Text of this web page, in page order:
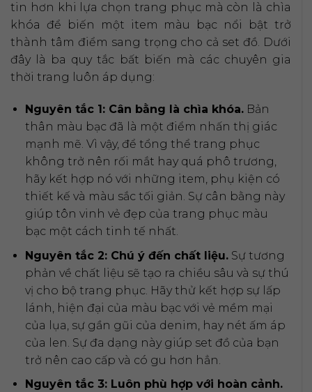
tin hơn khi lựa chọn trang phục mà còn là chìa
khóa để biến một item màu bạc nổi bật trở
thành tâm điểm sang trọng cho cả set đồ. Dưới
đây là ba quy tắc bất biến mà các chuyên gia
thời trang luôn áp dụng:
Nguyên tắc 1: Cân bằng là chìa khóa.Bản
thân màu bạc đã là một điểm nhấn thị giác
mạnh mẽ. Vì vậy, để tổng thể trang phục
không trở nên rối mắt hay quá phô trương,
hãy kết hợp nó với những item, phụ kiện có
thiết kế và màu sắc tối giản. Sự cân bằng này
giúp tôn vinh vẻ đẹp của trang phục màu
bạc một cách tinh tế nhất.
Nguyên tắc 2: Chú ý đến chất liệu.Sự tương
phản về chất liệu sẽ tạo ra chiều sâu và sự thú
vị cho bộ trang phục. Hãy thử kết hợp sự lấp
lánh, hiện đại của màu bạc với vẻ mềm mại
của lụa, sự gần gũi của denim, hay nét ấm áp
của len. Sự đa dạng này giúp set đồ của bạn
trở nên cao cấp và có gu hơn hẳn.
Nguyên tắc 3: Luôn phù hợp với hoàn cảnh.